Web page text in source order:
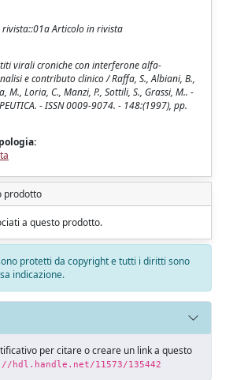
rivista::01a Articolo in rivista
virali croniche con interferone alfa-
e contributo clinico / Raffa, S., Albiani, B.,
M., Loria, C., Manzi, P., Sottili, S., Grassi, M.. -
- ISSN 0009-9074. - 148:(1997), pp.
prodotto
a questo prodotto.
protetti da copyright e tutti i diritti sono
indicazione.
per citare o creare un link a questo
hdl.handle.net/11573/135442